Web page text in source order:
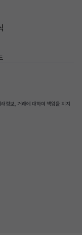
정보, 거래에 대하여 책임을 지지